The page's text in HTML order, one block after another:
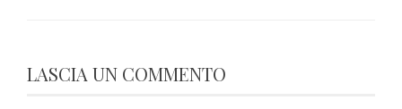
LASCIA UN COMMENTO